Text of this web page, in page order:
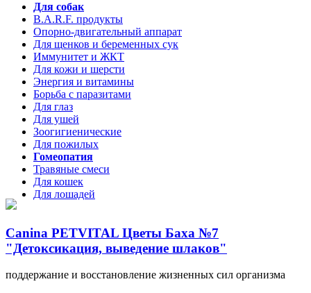
Для собак
B.A.R.F. продукты
Опорно-двигательный аппарат
Для щенков и беременных сук
Иммунитет и ЖКТ
Для кожи и шерсти
Энергия и витамины
Борьба с паразитами
Для глаз
Для ушей
Зоогигиенические
Для пожилых
Гомеопатия
Травяные смеси
Для кошек
Для лошадей
Canina PETVITAL Цветы Баха №7
"Детоксикация, выведение шлаков"
поддержание и восстановление жизненных сил организма